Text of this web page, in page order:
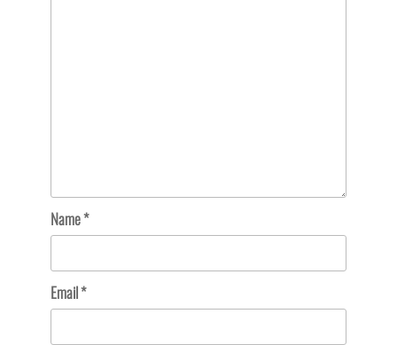
Name*
Email*